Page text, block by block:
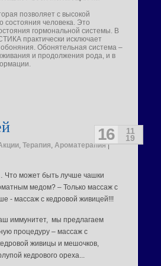
позволяет с высокой
состояния человека. Это
гормональной системы. В
практически исключает
обоняния. Обонятельная система –
и продолжения рода, и в
11
19
16
, Терапия, Ароматерапия|
Что может быть лучше чашки
медом? – Только массаж с
- массаж с кедровой живицей!!!
иммунитет, мы предлагаем
процедуру – массаж с
живицы и мешочков,
кедрового ореха...